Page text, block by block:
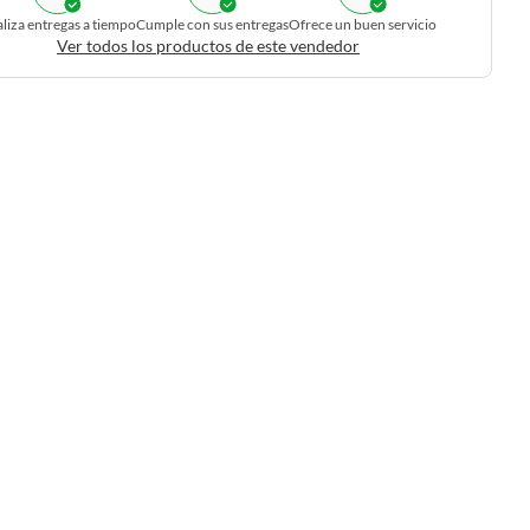
entregas a tiempoCumple con sus entregasOfrece un buen servicio
Ver todos los productos de este vendedor